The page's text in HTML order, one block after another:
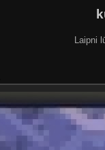
Laipni